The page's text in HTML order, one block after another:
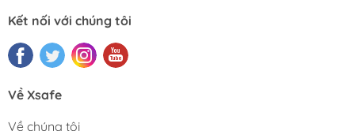
Kết nối với chúng tôi
Về Xsafe
Về chúng tôi